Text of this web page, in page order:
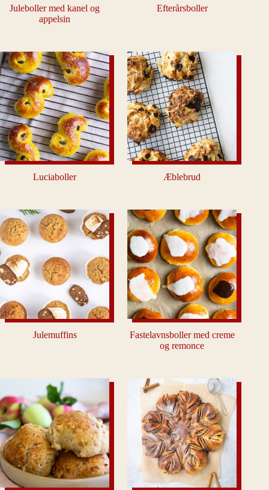
Juleboller med kanel og
appelsin
Efterårsboller
Luciaboller Æblebrud
Julemuffins
Fastelavnsboller med creme
og remonce